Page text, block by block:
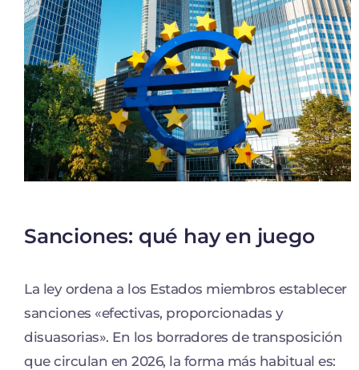
Sanciones: qué hay en juego
La ley ordena a los Estados miembros establecer
sanciones «efectivas, proporcionadas y
disuasorias». En los borradores de transposición
que circulan en 2026, la forma más habitual es: